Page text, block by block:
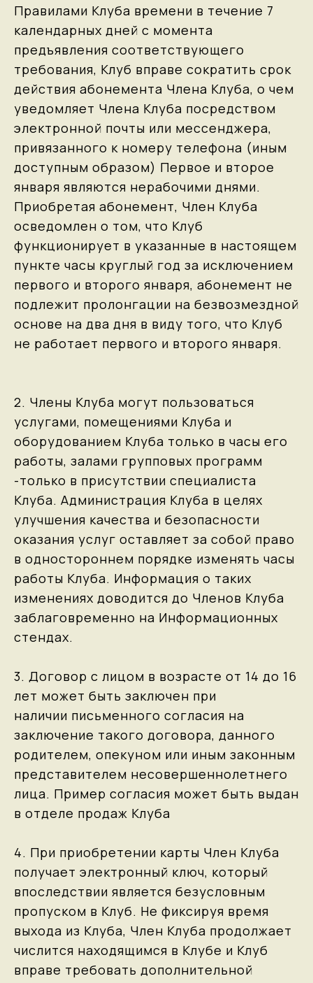
Правилами Клуба времени в течение 7
календарных дней с момента
предъявления соответствующего
требования, Клуб вправе сократить срок
действия абонемента Члена Клуба, о чем
уведомляет Члена Клуба посредством
электронной почты или мессенджера,
привязанного к номеру телефона (иным
доступным образом) Первое и второе
января являются нерабочими днями.
Приобретая абонемент, Член Клуба
осведомлен о том, что Клуб
функционирует в указанные в настоящем
пункте часы круглый год за исключением
первого и второго января, абонемент не
подлежит пролонгации на безвозмездной
основе на два дня в виду того, что Клуб
не работает первого и второго января.
2. Члены Клуба могут пользоваться
услугами, помещениями Клуба и
оборудованием Клуба только в часы его
работы, залами групповых программ
-только в присутствии специалиста
Клуба. Администрация Клуба в целях
улучшения качества и безопасности
оказания услуг оставляет за собой право
в одностороннем порядке изменять часы
работы Клуба. Информация о таких
изменениях доводится до Членов Клуба
заблаговременно на Информационных
стендах.
3. Договор с лицом в возрасте от 14 до 16
лет может быть заключен при
наличии письменного согласия на
заключение такого договора, данного
родителем, опекуном или иным законным
представителем несовершеннолетнего
лица. Пример согласия может быть выдан
в отделе продаж Клуба
4. При приобретении карты Член Клуба
получает электронный ключ, который
впоследствии является безусловным
пропуском в Клуб. Не фиксируя время
выхода из Клуба, Член Клуба продолжает
числится находящимся в Клубе и Клуб
вправе требовать дополнительной